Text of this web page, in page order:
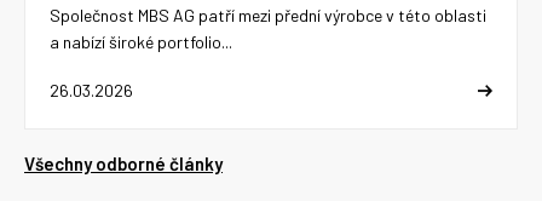
26.03.2026
Společnost MBS AG patří mezi přední výrobce v této oblasti
a nabízí široké portfolio...
Všechny odborné články